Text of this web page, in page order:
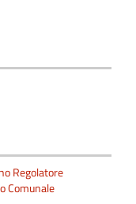
Regolatore
Comunale